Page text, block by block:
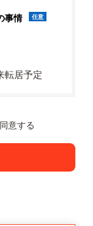
事情 任意
転居予定
意する